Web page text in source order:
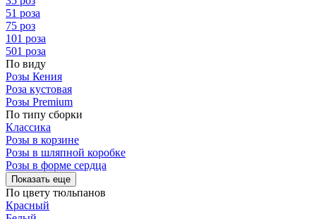
51 роза
75 роз
101 роза
501 роза
По виду
Розы Кения
Роза кустовая
Розы Premium
По типу сборки
Классика
Розы в корзине
Розы в шляпной коробке
Розы в форме сердца
Показать еще
По цвету тюльпанов
Красный